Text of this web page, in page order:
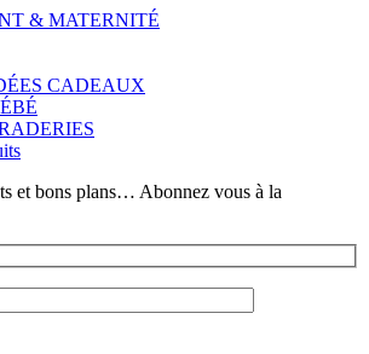
variations.
Les
peuvent
être
choisies
sur
page
du
& MATERNITÉ
CADEAUX
et bons plans… Abonnez vous à la